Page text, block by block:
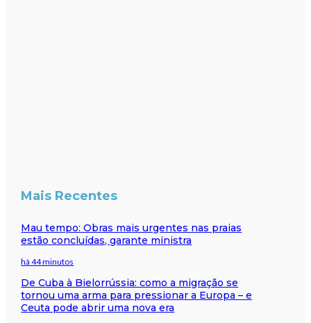
Mais Recentes
Mau tempo: Obras mais urgentes nas praias
estão concluídas, garante ministra
há 44 minutos
De Cuba à Bielorrússia: como a migração se
tornou uma arma para pressionar a Europa – e
Ceuta pode abrir uma nova era